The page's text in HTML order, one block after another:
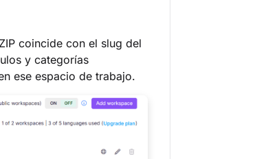
coincide con el slug del
y categorías
ese espacio de trabajo.